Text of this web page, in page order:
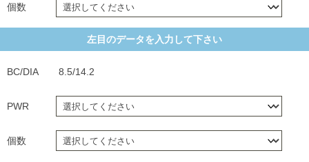
個数
左目のデータを入力して下さい
BC/DIA 8.5/14.2
PWR
個数